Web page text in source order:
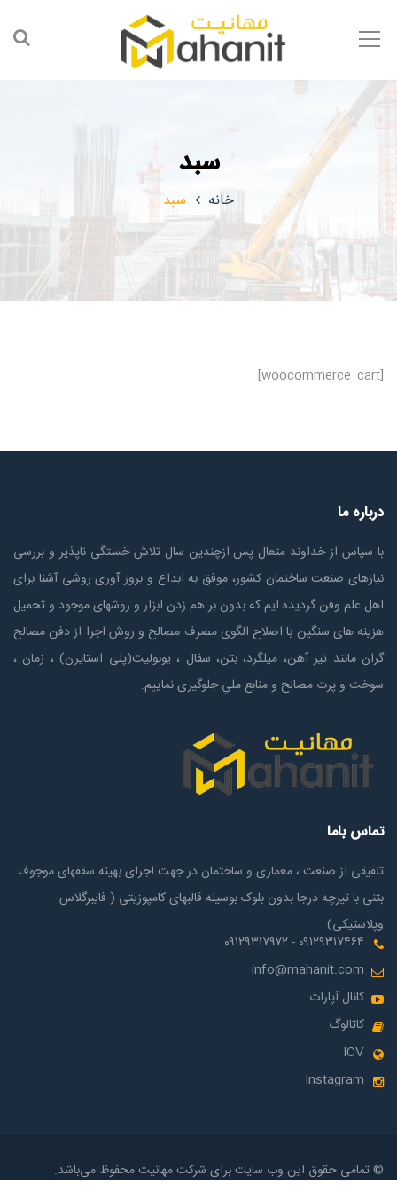
سبد
خانه سبد
[woocommerce_cart]
درباره ما
با سپاس از خداوند متعال پس ازچندين سال تلاش خستگی ناپذير و بررسی
نیازهای صنعت ساختمان كشور، موفق به ابداع و بروز آوری روشی آشنا برای
اهل علم وفن گردیده ایم که بدون بر هم زدن ابزار و روشهای موجود و تحمیل
هزینه های سنگین با اصلاح الگوی مصرف مصالح و روش اجرا از دفن مصالح
گران مانند تیر آهن، میلگرد، بتن، سفال ، یونولیت(پلی استايرن) ، زمان ،
سوخت و پرت مصالح و منابع ملي جلوگیری نماییم.
تماس باما
تلفیقی از صنعت ، معماری و ساختمان در جهت اجرای بهینه سقفهای موجوف
بتنی با تیرچه درجا بدون بلوک بوسیله قالبهای کامپوزیتی ( فایبرگلاس
وپلاستیکی)
۰۹۱۲۹۳۱۷۴۶۴ - ۰۹۱۲۹۳۱۷۹۷۲
info@mahanit.com
کانال آپارات
کاتالوگ
ICV
Instagram
© تمامی حقوق این وب سایت برای شرکت مهانیت محفوظ می‌باشد.